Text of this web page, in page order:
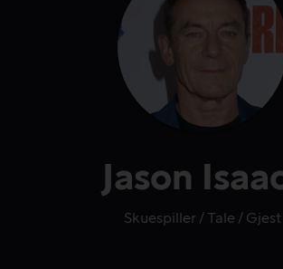
Jason
Skuespiller Tale Gjest